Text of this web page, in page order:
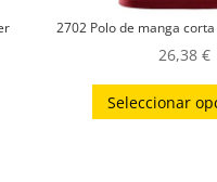
2702 Polo de manga
26,38 €
Seleccionar